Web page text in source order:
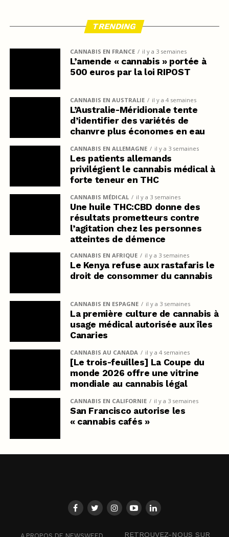
TRENDING
CANNABIS EN FRANCE il y a 3 semaines
L’amende « cannabis » portée à
500 euros par la loi RIPOST
CANNABIS EN AUSTRALIE il y a 4 semaines
L’Australie-Méridionale tente
d’identifier des variétés de
chanvre plus économes en eau
CANNABIS EN ALLEMAGNE il y a 3 semaines
Les patients allemands
privilégient le cannabis médical à
forte teneur en THC
CANNABIS MÉDICAL il y a 3 semaines
Une huile THC:CBD donne des
résultats prometteurs contre
l’agitation chez les personnes
atteintes de démence
CANNABIS EN AFRIQUE il y a 3 semaines
Le Kenya refuse aux rastafaris le
droit de consommer du cannabis
CANNABIS EN ESPAGNE il y a 3 semaines
La première culture de cannabis à
usage médical autorisée aux îles
Canaries
CANNABIS AU CANADA il y a 4 semaines
[Le trois-feuilles] La Coupe du
monde 2026 offre une vitrine
mondiale au cannabis légal
CANNABIS EN CALIFORNIE il y a 3 semaines
San Francisco autorise les
« cannabis cafés »
RETROUVEZ-NOUS SUR